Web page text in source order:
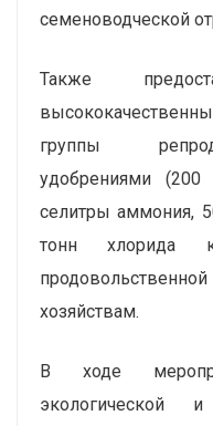
семеноводческой
Также
группы
удобрениями
селитры аммония,
тонн хлорида
хозяйствам.
В ходе
экологической